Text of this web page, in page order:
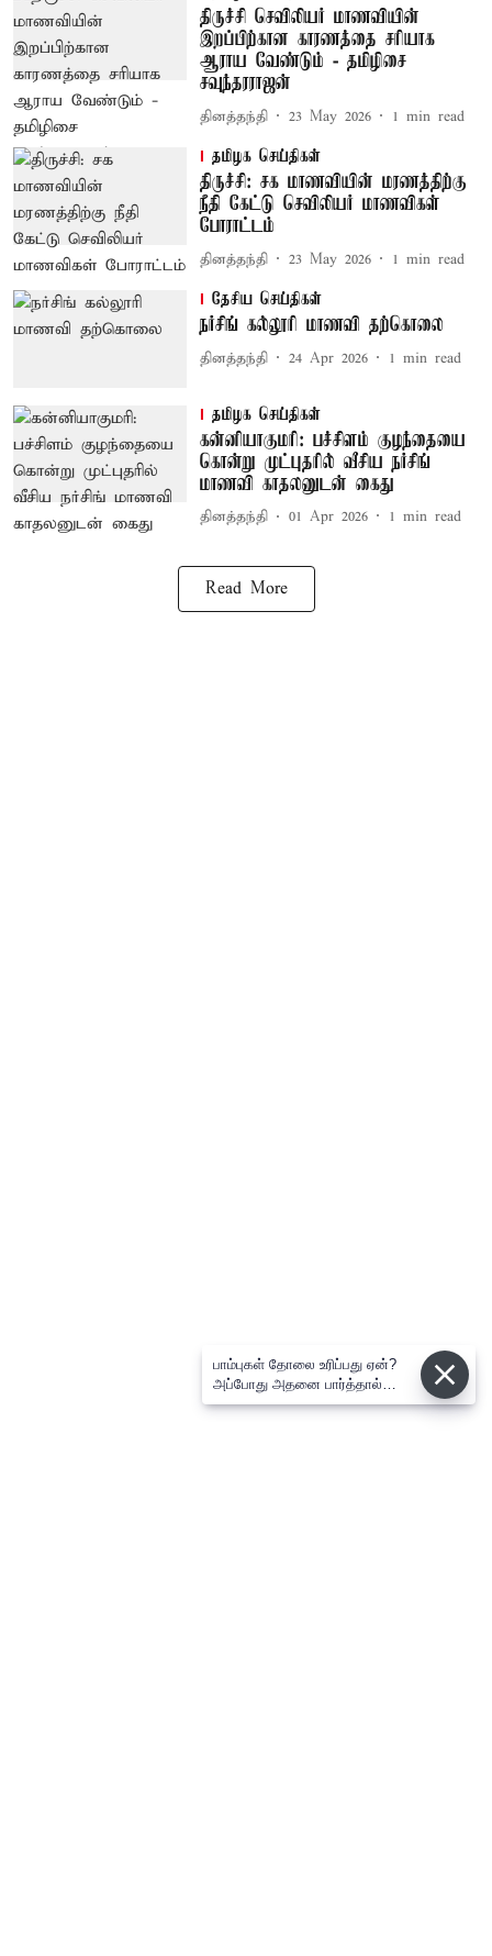
திருச்சி செவிலியர் மாணவியின்
இறப்பிற்கான காரணத்தை சரியாக
ஆராய வேண்டும் - தமிழிசை
சவுந்தரராஜன்
தினத்தந்தி 23 May 2026 1 min read
தமிழக செய்திகள்
திருச்சி: சக மாணவியின் மரணத்திற்கு
நீதி கேட்டு செவிலியர் மாணவிகள்
போராட்டம்
தினத்தந்தி 23 May 2026 1 min read
தேசிய செய்திகள்
நர்சிங் கல்லூரி மாணவி தற்கொலை
தினத்தந்தி 24 Apr 2026 1 min read
தமிழக செய்திகள்
கன்னியாகுமரி: பச்சிளம் குழந்தையை
கொன்று முட்புதரில் வீசிய நர்சிங்
மாணவி காதலனுடன் கைது
தினத்தந்தி 01 Apr 2026 1 min read
Read More
பாம்புகள் தோலை உரிப்பது ஏன்?
அப்போது அதனை பார்த்தால்
பழிவாங்குமா?